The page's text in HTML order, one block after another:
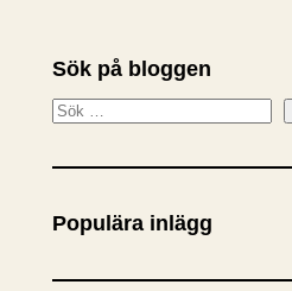
Sök på bloggen
S
k
Populära inlägg